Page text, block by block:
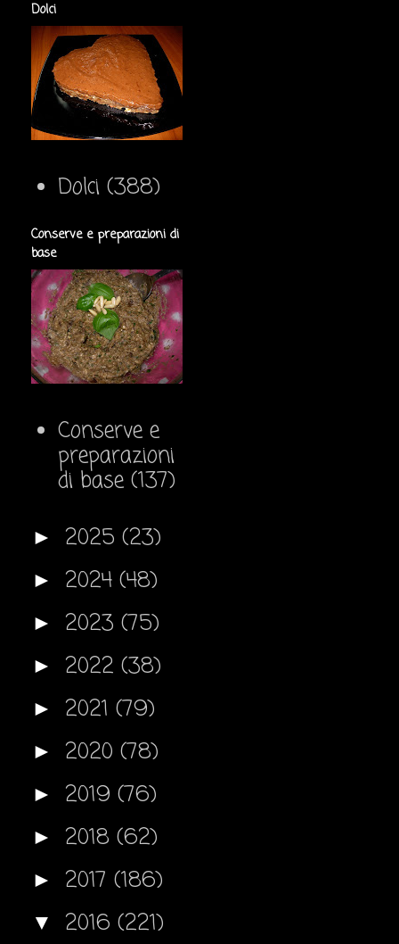
Dolci
Dolci (388)
Conserve e preparazioni di
base
Conserve e
preparazioni
di base (137)
► 2025 (23)
► 2024 (48)
► 2023 (75)
► 2022 (38)
► 2021 (79)
► 2020 (78)
► 2019 (76)
► 2018 (62)
► 2017 (186)
▼ 2016 (221)